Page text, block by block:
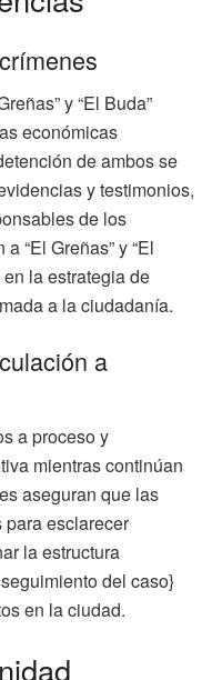
y “El Buda”
económicas
de ambos se
y testimonios,
de los
“El Greñas” y “El
en la estrategia de
a la ciudadanía.
a
a proceso y
mientras continúan
aseguran que las
esclarecer
la estructura
del caso}
en la ciudad.